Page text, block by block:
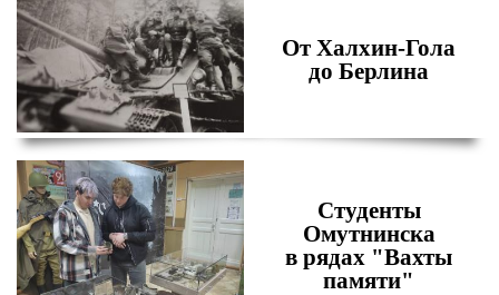
От Халхин-Гола
до Берлина
Студенты
Омутнинска
в рядах "Вахты
памяти"